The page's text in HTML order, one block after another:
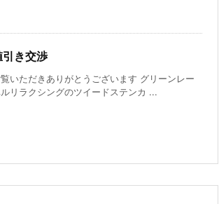
引き交渉
いただきありがとうございます グリーンレー
リラクシングのツイードステンカ ...